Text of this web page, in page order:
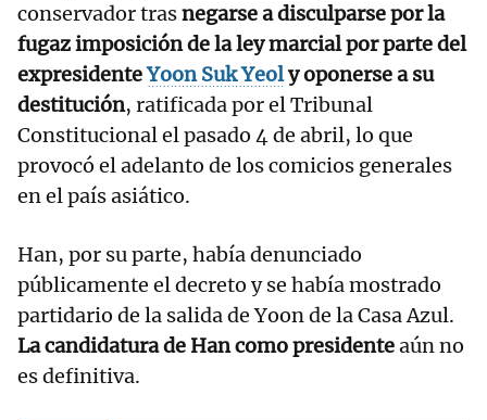
conservador trasnegarse a disculparse por la
fugaz imposición de la ley marcial por parte del
expresidenteYoon Suk Yeoly oponerse a su
destitución, ratificada por el Tribunal
Constitucional el pasado 4 de abril, lo que
provocó el adelanto de los comicios generales
en el país asiático.
Han, por su parte, había denunciado
públicamente el decreto y se había mostrado
partidario de la salida de Yoon de la Casa Azul.
La candidatura de Han como presidenteaún no
es definitiva.